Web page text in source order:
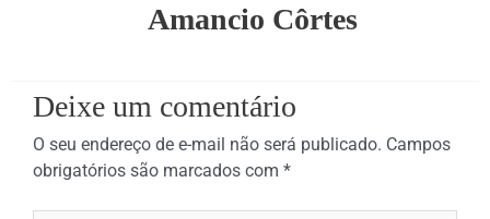
Amancio Côrtes
Deixe um comentário
O seu endereço de e-mail não será publicado. Campos
obrigatórios são marcados com *